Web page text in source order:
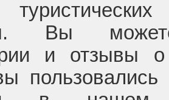
Вы
и отзывы